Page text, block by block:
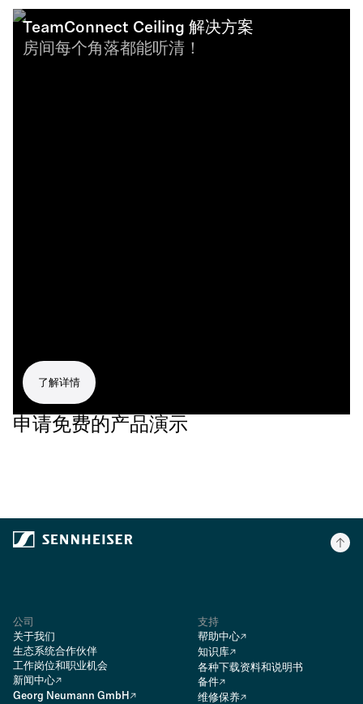
TeamConnect Ceiling 解决方案
房间每个角落都能听清！
了解详情
申请免费的产品演示
公司
关于我们
生态系统合作伙伴
工作岗位和职业机会
新闻中心
Georg Neumann GmbH
支持
帮助中心
知识库
各种下载资料和说明书
备件
维修保养